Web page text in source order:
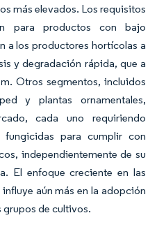
más elevados. Los requisitos
para productos con bajo
a los productores hortícolas a
y degradación rápida, que a
Otros segmentos, incluidos
y plantas ornamentales,
cada uno requiriendo
fungicidas para cumplir con
independientemente de su
El enfoque creciente en las
aún más en la adopción
de cultivos.